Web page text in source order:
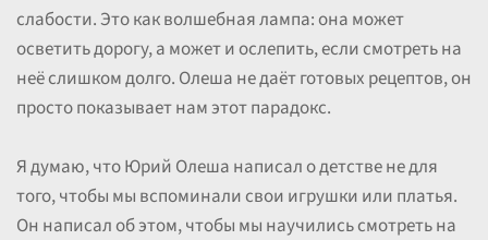
слабости. Это как волшебная лампа: она может
осветить дорогу, а может и ослепить, если смотреть на
неё слишком долго. Олеша не даёт готовых рецептов, он
просто показывает нам этот парадокс.
Я думаю, что Юрий Олеша написал о детстве не для
того, чтобы мы вспоминали свои игрушки или платья.
Он написал об этом, чтобы мы научились смотреть на